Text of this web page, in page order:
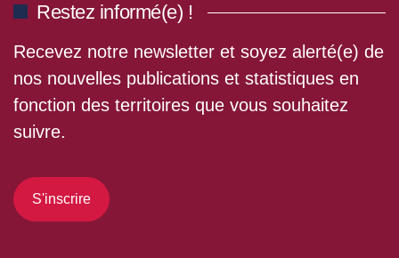
Restez informé(e) !
Recevez notre newsletter et soyez alerté(e) de
nos nouvelles publications et statistiques en
fonction des territoires que vous souhaitez
suivre.
S'inscrire